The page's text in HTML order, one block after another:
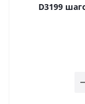
D3199 шаговый двигатель 28BYJ-48 + плата